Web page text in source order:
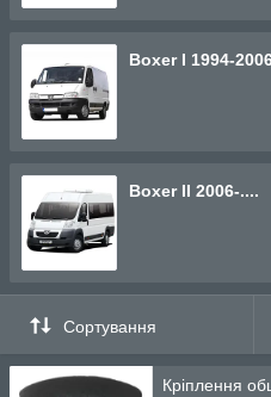
Boxer I 1994-
Boxer II 2006-....
Сортування
Кріплення